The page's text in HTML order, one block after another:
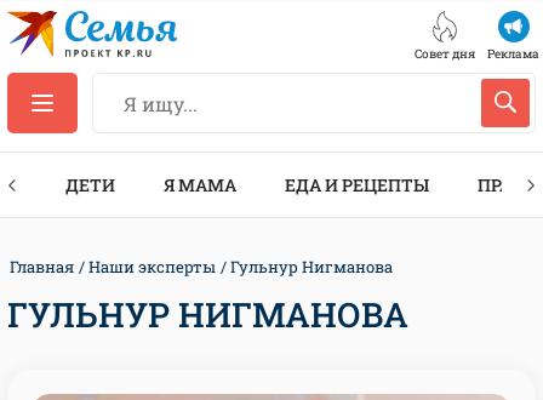
Совет дня Реклама
ДЕТИ Я МАМА ЕДА И РЕЦЕПТЫ
Главная Наши эксперты Гульнур Нигманова
ГУЛЬНУР НИГМАНОВА